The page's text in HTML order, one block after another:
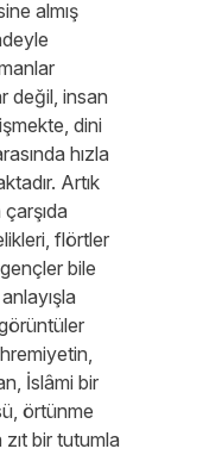
almış
değil, insan
dini
hızla
Artık
flörtler
bile
İslâmi bir
örtünme
bir tutumla